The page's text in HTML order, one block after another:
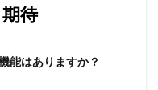
待
能はありますか？